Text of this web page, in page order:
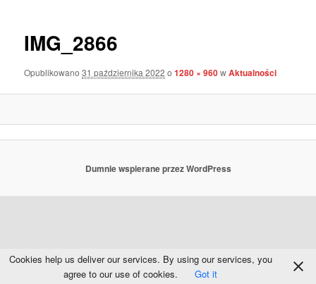
IMG_2866
Opublikowano31 października 2022 o1280 × 960wAktualności
Dumnie wspierane przez WordPress
Cookies help us deliver our services. By using our services, you
agree to our use of cookies.
Got it